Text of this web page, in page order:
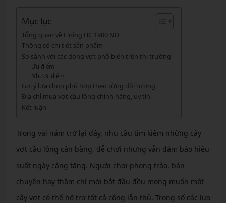
Mục lục
Tổng quan về Lining HC 1900 ND
Thông số chi tiết sản phẩm
So sánh với các dòng vợt phổ biến trên thị trường
Ưu điểm
Nhược điểm
Gợi ý lựa chọn phù hợp theo từng đối tượng
Địa chỉ mua vợt cầu lông chính hãng, uy tín
Kết luận
Trong vài năm trở lại đây, nhu cầu tìm kiếm những cây
vợt cầu lông cân bằng, dễ chơi nhưng vẫn đảm bảo hiệu
suất ngày càng tăng. Người chơi phong trào, bán
chuyên hay thậm chí mới bắt đầu đều mong muốn một
cây vợt có thể hỗ trợ tốt cả công lẫn thủ. Trong số các lựa